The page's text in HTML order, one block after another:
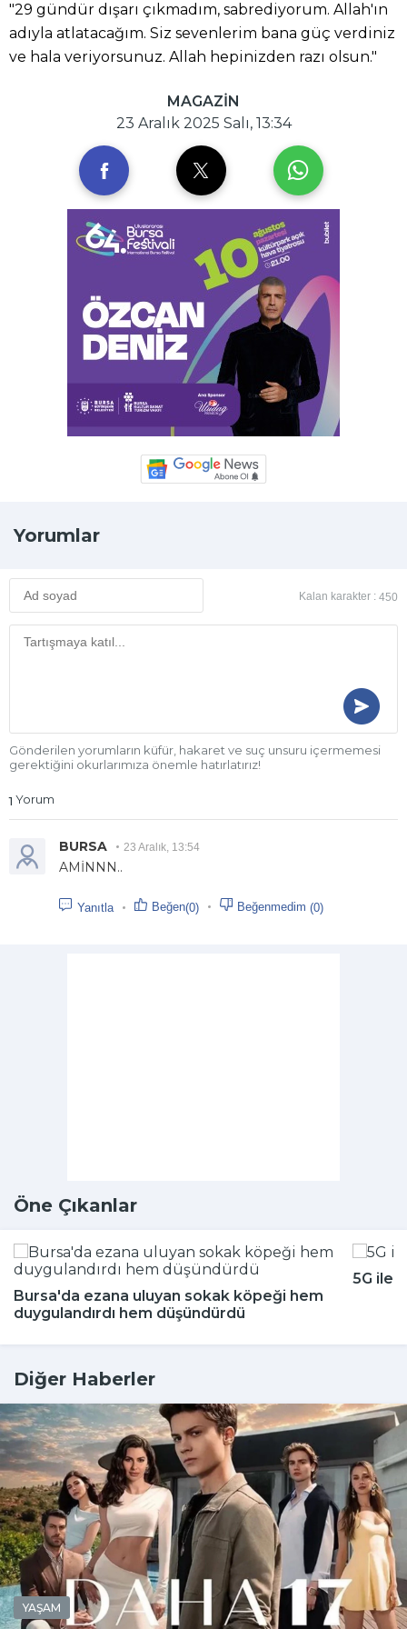
"29 gündür dışarı çıkmadım, sabrediyorum. Allah'ın
adıyla atlatacağım. Siz sevenlerim bana güç verdiniz
ve hala veriyorsunuz. Allah hepinizden razı olsun."
MAGAZİN
23 Aralık 2025 Salı, 13:34
Yorumlar
Kalan karakter : 450
Gönderilen yorumların küfür, hakaret ve suç unsuru içermemesi
gerektiğini okurlarımıza önemle hatırlatırız!
1 Yorum
BURSA 23 Aralık, 13:54
AMİNNN..
Yanıtla Beğen(0) Beğenmedim (0)
Öne Çıkanlar
Bursa'da ezana uluyan sokak köpeği hem
duygulandırdı hem düşündürdü
5G ile
Diğer Haberler
YAŞAM